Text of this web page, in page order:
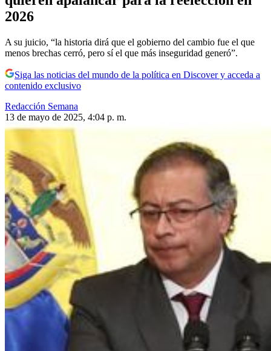
2026
A su juicio, “la historia dirá que el gobierno del cambio fue el que
menos brechas cerró, pero sí el que más inseguridad generó”.
Siga las noticias del mundo de la política en Discover y acceda a
contenido exclusivo
Redacción Semana
13 de mayo de 2025, 4:04 p. m.